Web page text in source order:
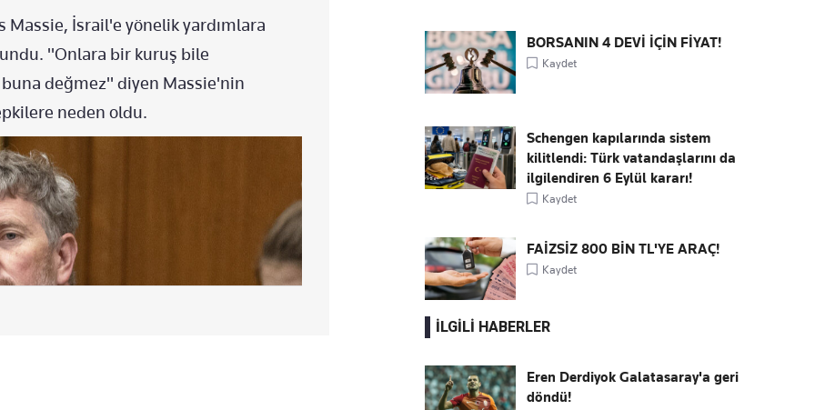
ATMADIK
DRONLARIYLA SALDIRI DÜZENLENDİ
İSRAİL'E FÜZE!
DALGALI SEYİRDE DÜŞTÜ
İsrail'e yönelik yardımlara
"Onlara bir kuruş bile
değmez" diyen Massie'nin
neden oldu.
BORSANIN 4 DEVİ İÇİN FİYAT!
Kaydet
Schengen kapılarında sistem
kilitlendi: Türk vatandaşlarını da
ilgilendiren 6 Eylül kararı!
Kaydet
FAİZSİZ 800 BİN TL'YE ARAÇ!
Kaydet
İLGİLİ HABERLER
Eren Derdiyok Galatasaray'a geri
döndü!